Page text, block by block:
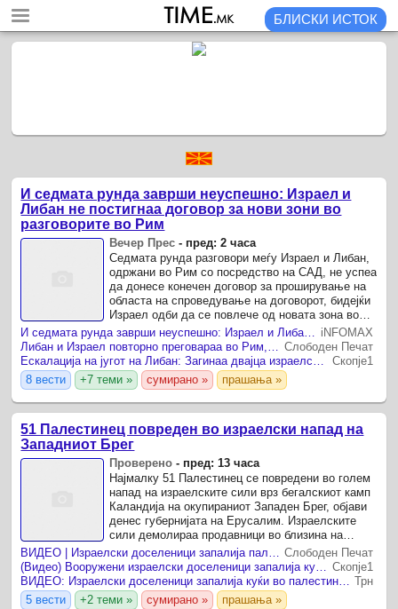
БЛИСКИ ИСТОК
И седмата рунда заврши неуспешно: Израел и
Либан не постигнаа договор за нови зони во
разговорите во Рим
Вечер Прес - пред: 2 часа
Седмата рунда разговори меѓу Израел и Либан,
одржани во Рим со посредство на САД, не успеа
да донесе конечен договор за проширување на
областа на спроведување на договорот, бидејќи
Израел одби да се повлече од новата зона во
јужен Либан и побара дополнителни проверки на
...
И седмата рунда заврши неуспешно: Израел и Либан не постигнаа договор за нови зони во разговорите во Рим iNFOMAX
Либан и Израел повторно преговараа во Рим, но не се договорија за примирје и повлекување на израелската војска Слободен Печат
Ескалација на југот на Либан: Загинаа двајца израелски војници
Скопје1
8 вести
+7 теми » сумирано » прашања »
51 Палестинец повреден во израелски напад на
Западниот Брег
Проверено - пред: 13 часа
Најмалку 51 Палестинец се повредени во голем
напад на израелските сили врз бегалскиот камп
Каландија на окупираниот Западен Брег, објави
денес губернијата на Ерусалим. Израелските
сили демолираа продавници во близина на
контролниот пункт Каландија, воведоа
полициски час во ...
Слободен Печат
Скопје1
Трн
5 вести
+2 теми » сумирано » прашања »